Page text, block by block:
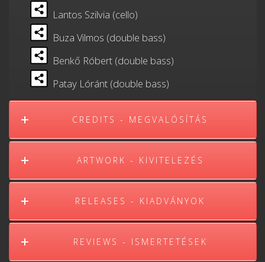
Lantos Szilvia (cello)
Buza Vilmos (double bass)
Benkő Róbert (double bass)
Patay Lóránt (double bass)
CREDITS - MEGVALÓSÍTÁS
ARTWORK - KIVITELEZÉS
RELEASES - KIADVÁNYOK
REVIEWS - ISMERTETÉSEK